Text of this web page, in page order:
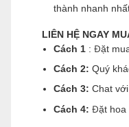
thành nhanh
LIÊN HỆ NGAY
Cách 1 : Đặt
Cách 2: Quý
Cách 3: Chat
Cách 4: Đặt hoa